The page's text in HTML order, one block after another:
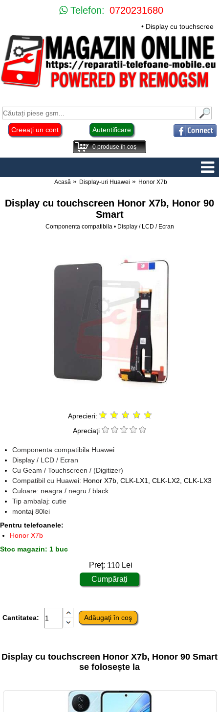
Telefon: 0720231680
• Display cu
Creeaţi un cont Autentificare
0produse în coş
Acasă Display-uri Huawei Honor X7b
Display cu touchscreen Honor X7b, Honor 90
Smart
Componenta compatibila • Display / LCD / Ecran
Aprecieri:
Apreciaţi
Componenta compatibila Huawei
Display / LCD / Ecran
Cu Geam / Touchscreen / (Digitizer)
Compatibil cu Huawei: Honor X7b, CLK-LX1, CLK-LX2, CLK-LX3
Culoare: neagra / negru / black
Tip ambalaj: cutie
montaj 80lei
Pentru telefoanele:
Honor X7b
Stoc magazin: 1 buc
Preţ: 110 Lei
Cantitatea:
Display cu touchscreen Honor X7b, Honor 90 Smart
se folosește la